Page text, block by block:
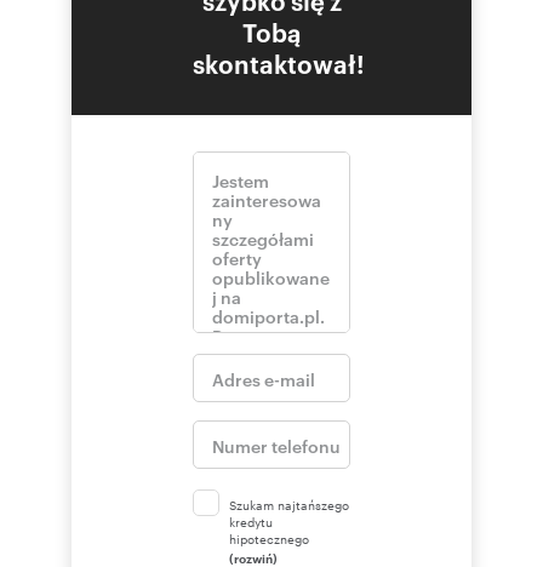
Tobą
skontaktował!
Szukam najtańszego
kredytu
hipotecznego
(rozwiń)